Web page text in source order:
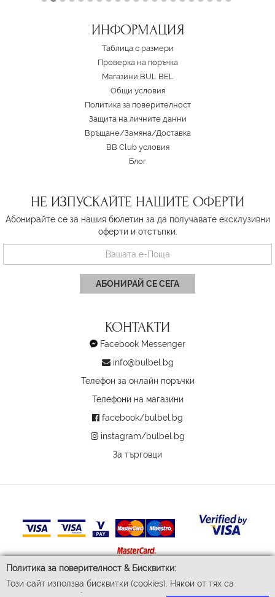
Политика за поверителност & Бисквитки:
Този сайт използва бисквитки (cookies). Някои от тях са
ИНФОРМАЦИЯ
Таблица с размери
Проверка на поръчка
Магазини BUL BEL
Oбщи условия
Политика за поверителност
Защита на личните данни
Връщане/Замяна/Доставка
BB Club условия
Блог
НЕ ИЗПУСКАЙТЕ НАШИТЕ ОФЕРТИ
Абонирайте се за нашия бюлетин за да получавате ексклузивни
оферти и отстъпки.
АБОНИРАЙ СЕ СЕГА
КОНТАКТИ
Facebook Messenger
info@bulbel.bg
Телефон за онлайн поръчки
Телефони на магазини
facebook/bulbel.bg
instagram/bulbel.bg
За търговци
© 2026 Бул-Бел ЕООД
Всички права запазени